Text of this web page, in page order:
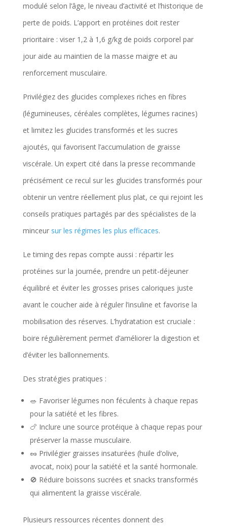
modulé selon l’âge, le niveau d’activité et l’historique de
perte de poids. L’apport en protéines doit rester
prioritaire : viser 1,2 à 1,6 g/kg de poids corporel par
jour aide au maintien de la masse maigre et au
renforcement musculaire.
Privilégiez des glucides complexes riches en fibres
(légumineuses, céréales complètes, légumes racines)
et limitez les glucides transformés et les sucres
ajoutés, qui favorisent l’accumulation de graisse
viscérale. Un expert cité dans la presse recommande
précisément ce recul sur les glucides transformés pour
obtenir un ventre réellement plus plat, ce qui rejoint les
conseils pratiques partagés par des spécialistes de la
minceur sur les régimes les plus efficaces.
Le timing des repas compte aussi : répartir les
protéines sur la journée, prendre un petit-déjeuner
équilibré et éviter les grosses prises caloriques juste
avant le coucher aide à réguler l’insuline et favorise la
mobilisation des réserves. L’hydratation est cruciale :
boire régulièrement permet d’améliorer la digestion et
d’éviter les ballonnements.
Des stratégies pratiques :
🥗 Favoriser légumes non féculents à chaque repas
pour la satiété et les fibres.
🍗 Inclure une source protéique à chaque repas pour
préserver la masse musculaire.
🥜 Privilégier graisses insaturées (huile d’olive,
avocat, noix) pour la satiété et la santé hormonale.
🚫 Réduire boissons sucrées et snacks transformés
qui alimentent la graisse viscérale.
Plusieurs ressources récentes donnent des